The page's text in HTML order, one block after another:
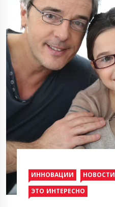
ИННОВАЦИИ НОВОСТИ
ЭТО ИНТЕРЕСНО